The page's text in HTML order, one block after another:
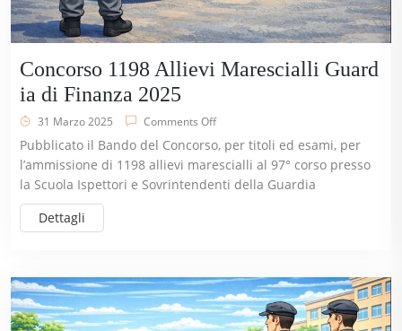
Concorso 1198 Allievi Marescialli Guard
ia di Finanza 2025
31 Marzo 2025 Comments Off
Pubblicato il Bando del Concorso, per titoli ed esami, per
l’ammissione di 1198 allievi marescialli al 97° corso presso
la Scuola Ispettori e Sovrintendenti della Guardia
Dettagli